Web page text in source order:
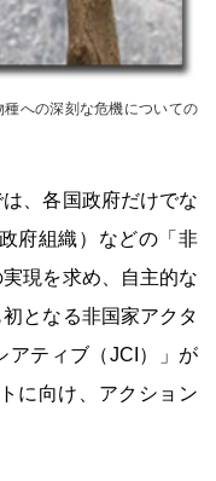
への深刻な危機についての
、各国政府だけでな
府組織）などの「非
現を求め、自主的な
となる非国家アクタ
アティブ（JCI）」が
に向け、アクション